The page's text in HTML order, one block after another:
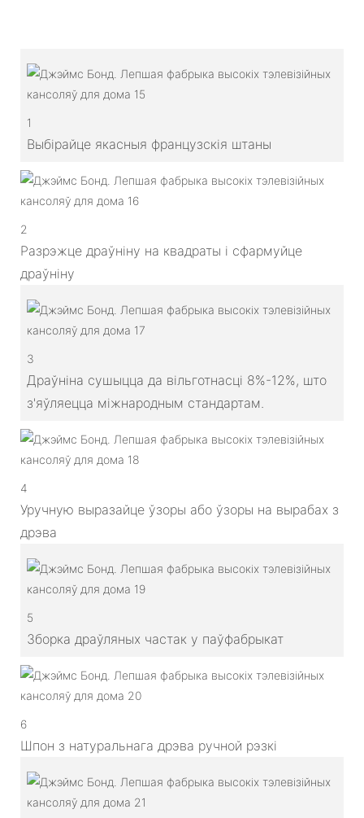
1
Выбірайце якасныя французскія штаны
2
Разрэжце драўніну на квадраты і сфармуйце
драўніну
3
Драўніна сушыцца да вільготнасці 8%-12%, што
з'яўляецца міжнародным стандартам.
4
Уручную выразайце ўзоры або ўзоры на вырабах з
дрэва
5
Зборка драўляных частак у паўфабрыкат
6
Шпон з натуральнага дрэва ручной рэзкі